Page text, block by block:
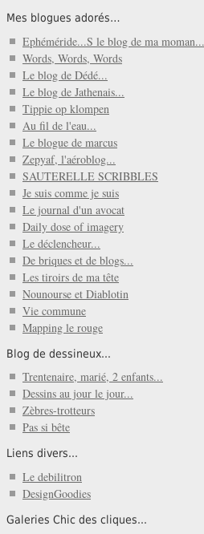
Mes blogues adorés…
Ephéméride...S le blog de ma moman...
Words, Words, Words
Le blog de Dédé...
Le blog de Jathenais...
Tippie op klompen
Au fil de l'eau...
Le blogue de marcus
Zepyaf, l'aéroblog...
SAUTERELLE SCRIBBLES
Je suis comme je suis
Le journal d'un avocat
Daily dose of imagery
Le déclencheur...
De briques et de blogs...
Les tiroirs de ma tête
Nounourse et Diablotin
Vie commune
Mapping le rouge
Blog de dessineux...
Trentenaire, marié, 2 enfants...
Dessins au jour le jour...
Zèbres-trotteurs
Pas si bête
Liens divers...
Le debilitron
DesignGoodies
Galeries Chic des cliques...